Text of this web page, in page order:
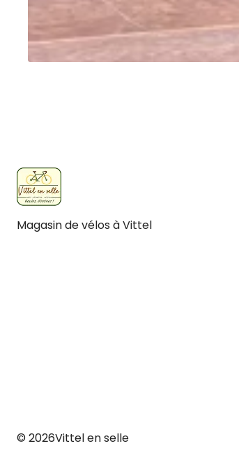
Magasin de vélos à Vittel
© 2026Vittel en selle